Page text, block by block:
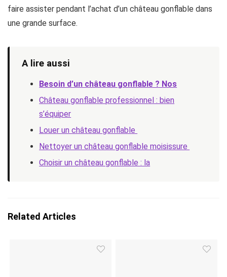
faire assister pendant l’achat d’un château gonflable dans
une grande surface.
A lire aussi
Besoin d’un château gonflable ? Nos
Château gonflable professionnel : bien
s’équiper
Louer un château gonflable
Nettoyer un château gonflable moisissure
Choisir un château gonflable : la
Related Articles